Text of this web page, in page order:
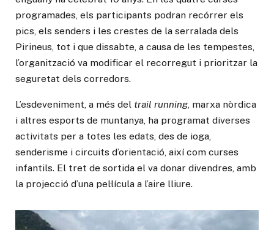
programades, els participants podran recórrer els
pics, els senders i les crestes de la serralada dels
Pirineus, tot i que dissabte, a causa de les tempestes,
l’organització va modificar el recorregut i prioritzar la
seguretat dels corredors.
L’esdeveniment, a més del trail running, marxa nòrdica
i altres esports de muntanya, ha programat diverses
activitats per a totes les edats, des de ioga,
senderisme i circuits d’orientació, així com curses
infantils. El tret de sortida el va donar divendres, amb
la projecció d’una pel·lícula a l’aire lliure.